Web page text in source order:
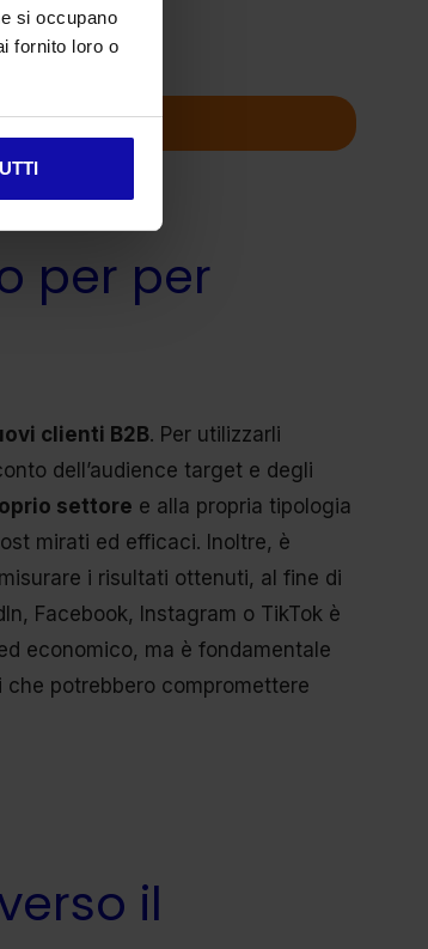
si occupano
fornito loro o
per per
clienti B2B. Per utilizzarli
dell’audience target e degli
settore e alla propria tipologia
mirati ed efficaci. Inoltre, è
i risultati ottenuti, al fine di
Facebook, Instagram o TikTok è
economico, ma è fondamentale
potrebbero compromettere
il